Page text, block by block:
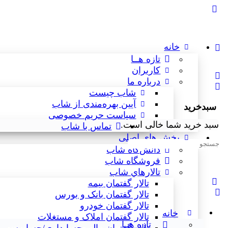
خانه
تازه هــا
کاربران
درباره ما
شاب چیست
آیین بهره‌مندی از شاب
سیاست حریم خصوصی
تماس با شاب
بخش های اصلی
دانش‌گاه شاب
فروشگاه شاب
تالارهاي شاب
تالار گفتمان بیمه
تالار گفتمان بانک و بورس
تالار گفتمان خودرو
تالار گفتمان املاک و مستغلات
سبدخرید
سبد خرید شما خالی است.
جستجوی:
خانه
تازه هــا